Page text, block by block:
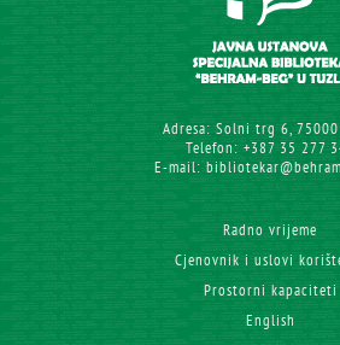
Adresa: Solni trg 6,
Telefon: +387 35 277
E-mail:
Radno vrijeme
Cjenovnik i uslovi
Prostorni kapaciteti
English